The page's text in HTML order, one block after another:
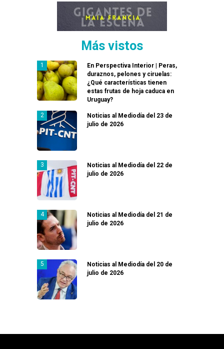
Más vistos
En Perspectiva Interior | Peras,
duraznos, pelones y ciruelas:
¿Qué características tienen
estas frutas de hoja caduca en
Uruguay?
Noticias al Mediodía del 23 de
julio de 2026
Noticias al Mediodía del 22 de
julio de 2026
Noticias al Mediodía del 21 de
julio de 2026
Noticias al Mediodía del 20 de
julio de 2026